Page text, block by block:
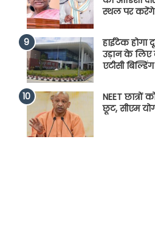
स्थल पर करेंगे
हाईटेक होगा
उड़ान के
एटीसी बिल्डिंग
NEET छात्रों
छूट, सीएम